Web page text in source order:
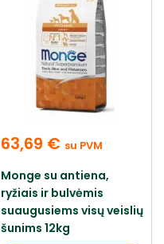
63,69 € su PVM
Monge su antiena,
ryžiais ir bulvėmis
suaugusiems visų veislių
šunims 12kg